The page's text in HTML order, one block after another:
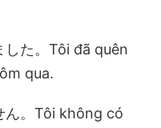
した。Tôi đã quên
qua.
ん。Tôi không có